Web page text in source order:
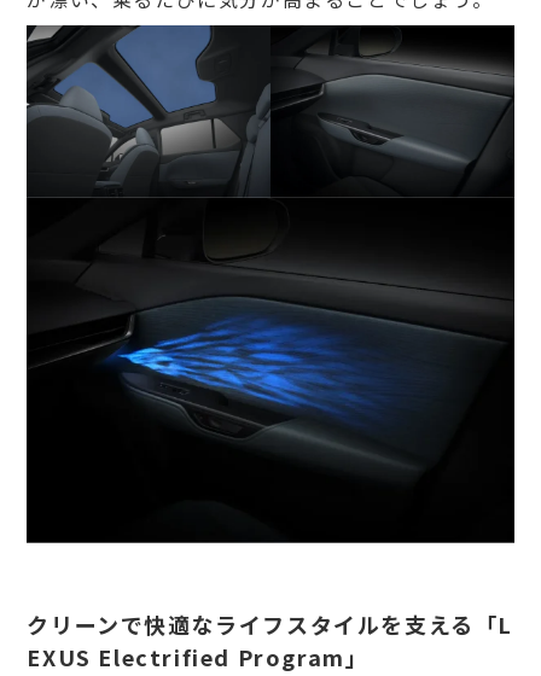
クリーンで快適なライフスタイルを支える「L
EXUS Electrified Program」